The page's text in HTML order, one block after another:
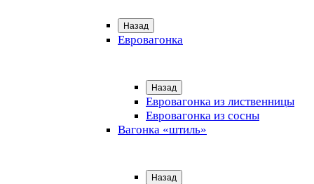
Назад
Евровагонка
Назад
Евровагонка из лиственницы
Евровагонка из сосны
Вагонка «штиль»
Назад